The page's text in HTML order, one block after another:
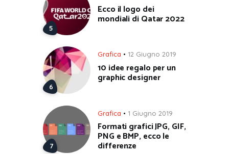
Ecco il logo dei
mondiali di Qatar 2022
Grafica 12 Giugno 2019
10 idee regalo per un
graphic designer
Grafica 1 Giugno 2019
Formati grafici JPG, GIF,
PNG e BMP, ecco le
differenze